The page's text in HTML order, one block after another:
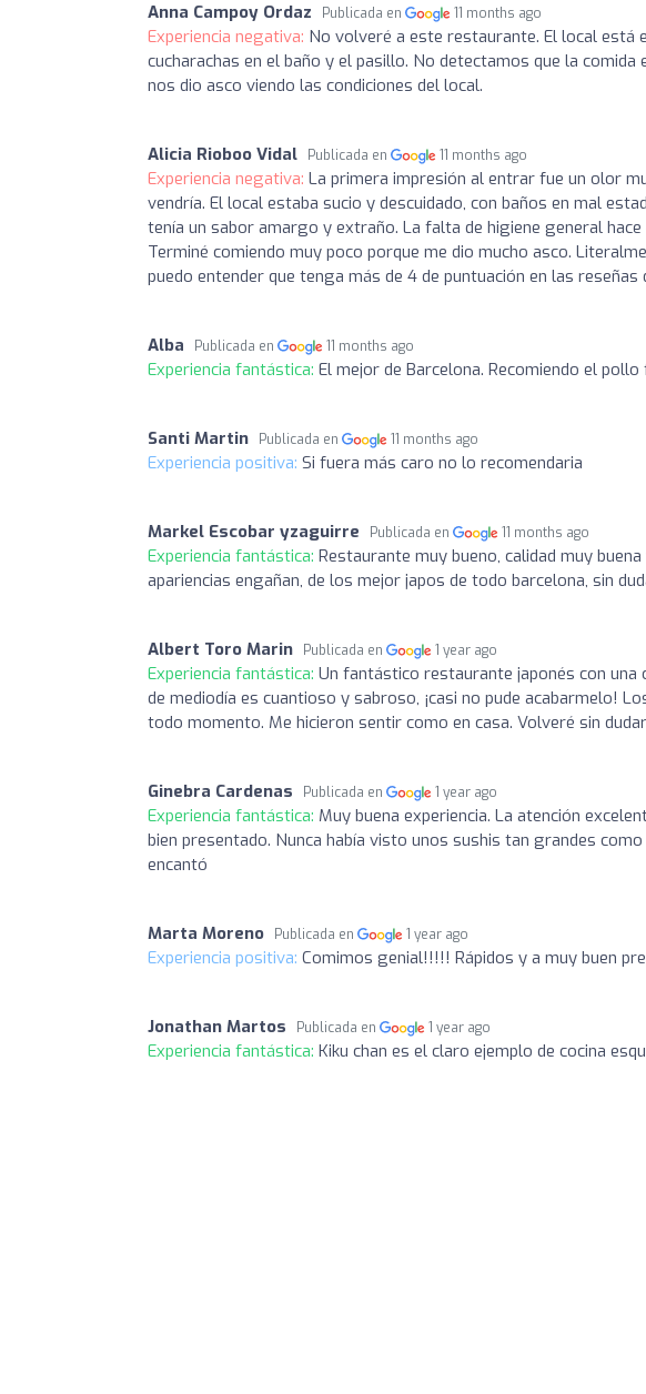
Anna Campoy Ordaz Publicada en 11 months ago
Experiencia negativa: No volveré a este restaurante. El local está
cucharachas en el baño y el pasillo. No detectamos que la
nos dio asco viendo las condiciones del local.
Alicia Rioboo Vidal Publicada en 11 months ago
Experiencia negativa: La primera impresión al entrar fue un olor
vendría. El local estaba sucio y descuidado, con baños en mal
tenía un sabor amargo y extraño. La falta de higiene general
Terminé comiendo muy poco porque me dio mucho asco.
puedo entender que tenga más de 4 de puntuación en las reseñas
Alba Publicada en 11 months ago
Experiencia fantástica: El mejor de Barcelona. Recomiendo el
Santi Martin Publicada en 11 months ago
Experiencia positiva: Si fuera más caro no lo recomendaria
Markel Escobar yzaguirre Publicada en 11 months ago
Experiencia fantástica: Restaurante muy bueno, calidad muy
apariencias engañan, de los mejor japos de todo barcelona, sin
Albert Toro Marin Publicada en 1 year ago
Experiencia fantástica: Un fantástico restaurante japonés con una
de mediodía es cuantioso y sabroso, ¡casi no pude acabarmelo!
todo momento. Me hicieron sentir como en casa. Volveré sin
Ginebra Cardenas Publicada en 1 year ago
Experiencia fantástica: Muy buena experiencia. La atención
bien presentado. Nunca había visto unos sushis tan grandes
encantó
Marta Moreno Publicada en 1 year ago
Experiencia positiva: Comimos genial!!!!! Rápidos y a muy buen
Jonathan Martos Publicada en 1 year ago
Experiencia fantástica: Kiku chan es el claro ejemplo de cocina